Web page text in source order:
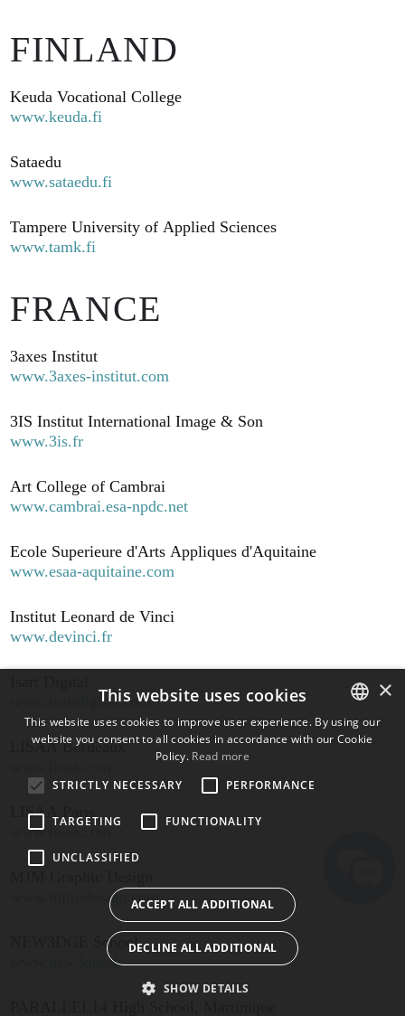
FINLAND
Keuda Vocational College
www.keuda.fi
Sataedu
www.sataedu.fi
Tampere University of Applied Sciences
www.tamk.fi
FRANCE
3axes Institut
www.3axes-institut.com
3IS Institut International Image & Son
www.3is.fr
Art College of Cambrai
www.cambrai.esa-npdc.net
Ecole Superieure d'Arts Appliques d'Aquitaine
www.esaa-aquitaine.com
Institut Leonard de Vinci
www.devinci.fr
www.isartdigital.com
LISAA Bordeaux
LISAA Paris
www.lisaa.com
www.mjm-design.com
NEW3DGE School
www.new3dge.fr
ENGLISH
×
This website uses cookies
This website uses cookies to improve user experience. By using our
website you consent to all cookies in accordance with our Cookie
Policy. Read more
STRICTLY NECESSARY
PERFORMANCE
TARGETING FUNCTIONALITY
UNCLASSIFIED
ACCEPT ALL ADDITIONAL
DECLINE ALL ADDITIONAL
SHOW DETAILS